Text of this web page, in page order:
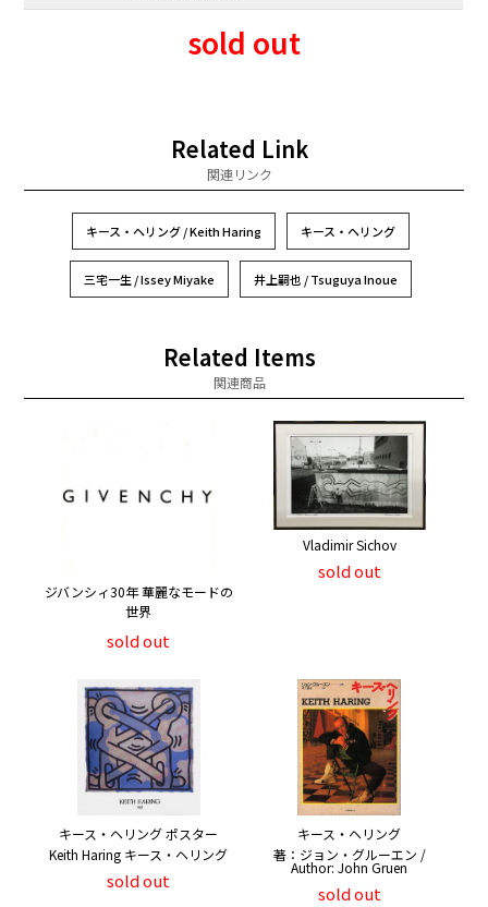
sold out
Related Link
関連リンク
キース・ヘリング / Keith Haring キース・ヘリング
三宅一生 / Issey Miyake 井上嗣也 / Tsuguya Inoue
Related Items
関連商品
ジバンシィ30年 華麗なモードの
世界
sold out
Vladimir Sichov
sold out
キース・ヘリング ポスター
Keith Haring キース・ヘリング
sold out
キース・ヘリング
著：ジョン・グルーエン /
Author: John Gruen
sold out